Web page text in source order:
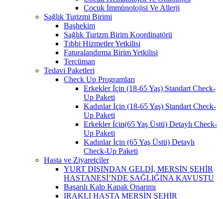
Çocuk İmmünolojisi Ve Allerji
Sağlık Turizmi Birimi
Başhekim
Sağlık Turizm Birim Koordinatörü
Tıbbi Hizmetler Yetkilisi
Faturalandırma Birim Yetkilisi
Tercüman
Tedavi Paketleri
Check Up Programları
Erkekler İçin (18-65 Yaş) Standart Check-
Up Paketi
Kadınlar İçin (18-65 Yaş) Standart Check-
Up Paketi
Erkekler İçin(65 Yaş Üstü) Detaylı Check-
Up Paketi
Kadınlar İçin (65 Yaş Üstü) Detaylı
Check-Up Paketi
Hasta ve Ziyaretçiler
YURT DIŞINDAN GELDİ, MERSİN ŞEHİR
HASTANESİ’NDE SAĞLIĞINA KAVUŞTU
Başarılı Kalp Kapak Onarımı
IRAKLI HASTA MERSİN ŞEHİR